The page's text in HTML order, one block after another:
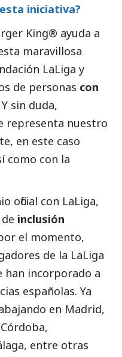
iniciativa?
King® ayuda a
maravillosa
LaLiga y
de personas con
Y sin duda,
representa nuestro
en este caso
como con la
oficial con LaLiga,
inclusión
el momento,
de la LaLiga
han incorporado a
españolas. Ya
en Madrid,
entre otras